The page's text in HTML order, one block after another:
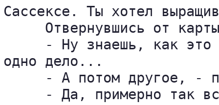
Сассексе. Ты хотел
Отвернувшись от
- Ну знаешь, как
одно дело...
- А потом другое, -
- Да, примерно так